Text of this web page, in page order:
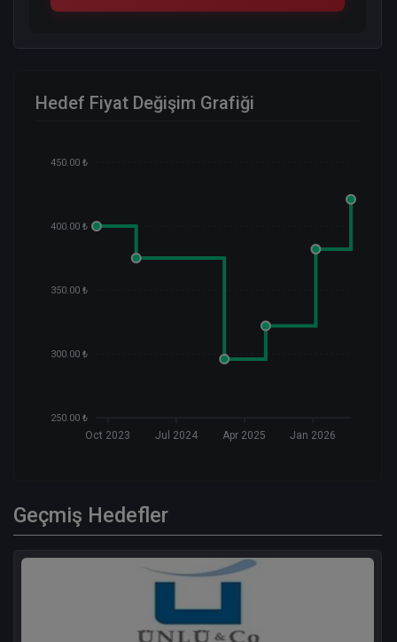
Hedef Fiyat Değişim Grafiği
450.00 ₺
400.00 ₺
350.00 ₺
300.00 ₺
250.00 ₺
Oct 2023 Jul 2024 Apr 2025 Jan 2026
Geçmiş Hedefler